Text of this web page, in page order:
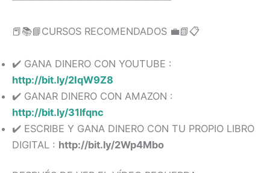
📕📚📘CURSOS RECOMENDADOS 💼📗📋
✔️ GANA DINERO CON YOUTUBE :
http://bit.ly/2IqW9Z8
✔️ GANAR DINERO CON AMAZON :
http://bit.ly/31lfqnc
✔️ ESCRIBE Y GANA DINERO CON TU PROPIO LIBRO
DIGITAL : http://bit.ly/2Wp4Mbo